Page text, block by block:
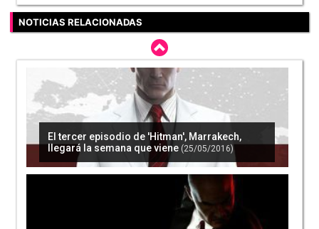
NOTICIAS RELACIONADAS
El tercer episodio de 'Hitman', Marrakech,
llegará la semana que viene (25/05/2016)